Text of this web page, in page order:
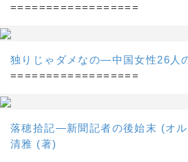
==================
独りじゃダメなの―中国女性26人
==================
落穂拾記―新聞記者の後始末 (オ
清雅 (著)